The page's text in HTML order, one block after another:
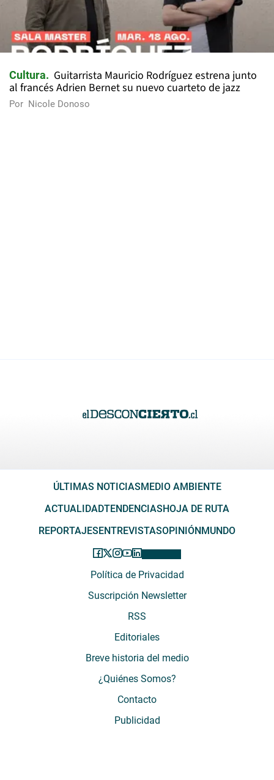
Cultura
Guitarrista Mauricio Rodríguez estrena junto
al francés Adrien Bernet su nuevo cuarteto de jazz
Por Nicole Donoso
ÚLTIMAS NOTICIAS MEDIO AMBIENTE
ACTUALIDADTENDENCIAS HOJA DE RUTA
REPORTAJES ENTREVISTASOPINIÓN MUNDO
Política de Privacidad
Suscripción Newsletter
RSS
Editoriales
Breve historia del medio
¿Quiénes Somos?
Contacto
Publicidad